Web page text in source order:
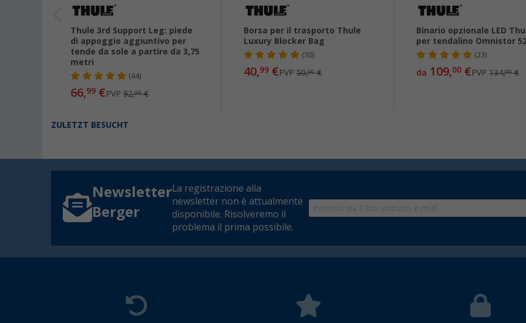
Thule 3rd Support Leg: piede
di appoggio aggiuntivo per
tende da sole a partire da 3,75
metri
(44)
66,99 €PVP92,00€
Borsa per il trasporto Thule
Luxury Blocker Bag
(30)
40,99€PVP 50,00€
Binario opzionale LED
per tendalino Omnistor
(23)
da 109,00 €PVP134,00€
ZULETZT BESUCHT
Newsletter
Berger
La registrazione alla
newsletter non è attualmente
disponibile. Risolveremo il
problema il prima possibile.